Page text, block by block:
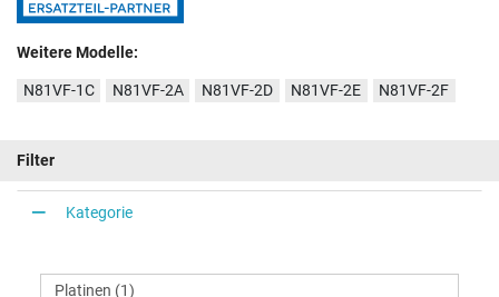
Weitere Modelle:
N81VF-1C N81VF-2A N81VF-2D N81VF-2E N81VF-2F
Filter
Kategorie